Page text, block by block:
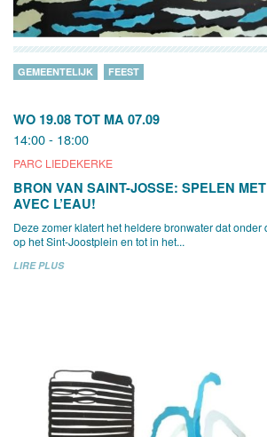
WO 19.08 TOT MA 07.09
14:00 - 18:00
PARC LIEDEKERKE
GEMEENTELIJK FEEST
BRON VAN SAINT-JOSSE: SPELEN
AVEC L’EAU!
Deze zomer klatert het heldere bronwater dat onder
op het Sint-Joostplein en tot in het...
LIRE PLUS